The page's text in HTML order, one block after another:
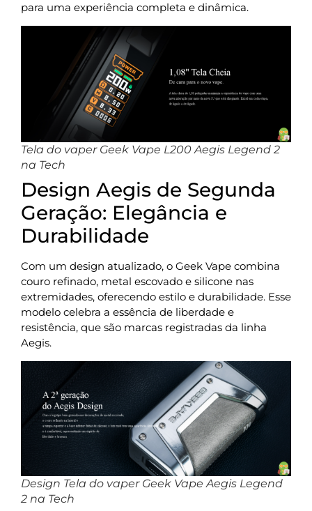
para uma experiência completa e dinâmica.
Tela do vaper Geek Vape L200 Aegis Legend 2
na Tech
Design Aegis de Segunda
Geração: Elegância e
Durabilidade
Com um design atualizado, o Geek Vape combina
couro refinado, metal escovado e silicone nas
extremidades, oferecendo estilo e durabilidade. Esse
modelo celebra a essência de liberdade e
resistência, que são marcas registradas da linha
Aegis.
Design Tela do vaper Geek Vape Aegis Legend
2 na Tech